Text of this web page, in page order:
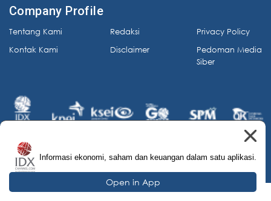
Company Profile
Tentang Kami
Kontak Kami
Redaksi
Disclaimer
Privacy Policy
Pedoman Media
Siber
© 2026 IDX Channel. All Rights Reserved.
Informasi ekonomi, saham dan keuangan dalam satu aplikasi.
Open in App